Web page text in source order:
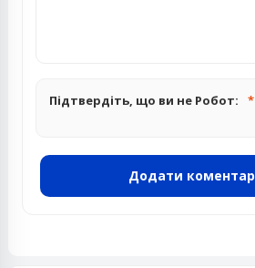
Підтвердіть, що ви не Робот:
Додати коментар